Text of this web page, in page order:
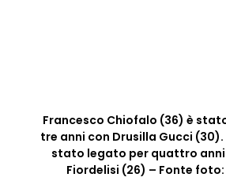
Francesco Chiofalo (36) è
tre anni con Drusilla Gucci (30).
stato legato per quattro
Fiordelisi (26) – Fonte